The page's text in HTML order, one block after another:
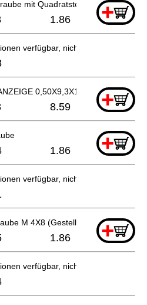
mit Quadratsteckplatz+
1.86
verfügbar, nicht bestellbar
0,50X9,3X193 21,65-34,00
+
8.59
+
1.86
verfügbar, nicht bestellbar
M 4X8 (Gestellte Scheibe) Verz
+
1.86
verfügbar, nicht bestellbar